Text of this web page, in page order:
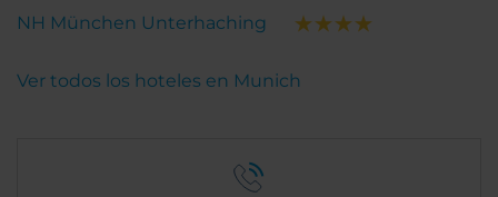
NH München Unterhaching
Ver todos los hoteles en Munich